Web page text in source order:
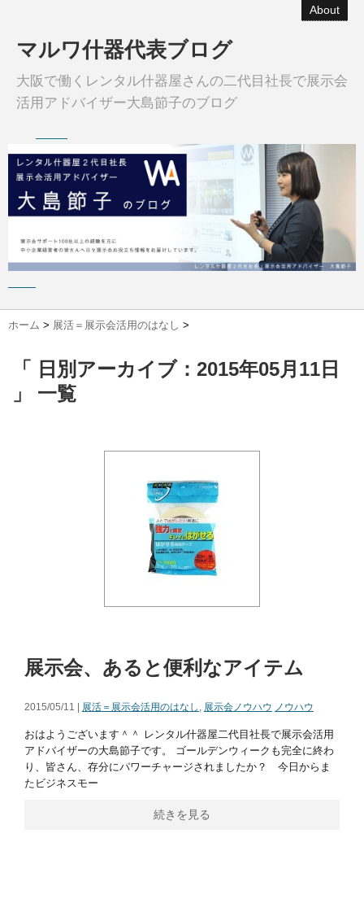
About
マルワ什器代表ブログ
大阪で働くレンタル什器屋さんの二代目社長で展示会
活用アドバイザー大島節子のブログ
ホーム > 展活＝展示会活用のはなし >
「 日別アーカイブ：2015年05月11日
」 一覧
展示会、あると便利なアイテム
2015/05/11 | 展活＝展示会活用のはなし , 展示会ノウハウ ノウハウ
おはようございます＾＾ レンタル什器屋二代目社長で展示会活用
アドバイザーの大島節子です。 ゴールデンウィークも完全に終わ
り、皆さん、存分にパワーチャージされましたか？ 今日からま
たビジネスモー
続きを見る